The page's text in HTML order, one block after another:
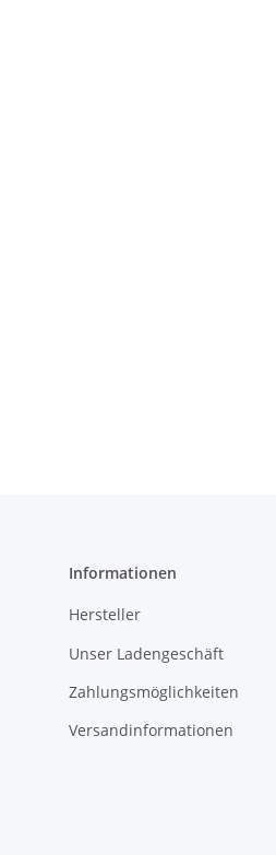
Informationen
Hersteller
Unser Ladengeschäft
Zahlungsmöglichkeiten
Versandinformationen